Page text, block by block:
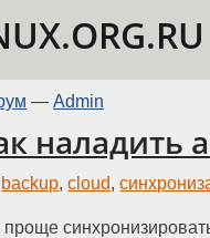
— Admin
наладить
backup,cloud,
проще